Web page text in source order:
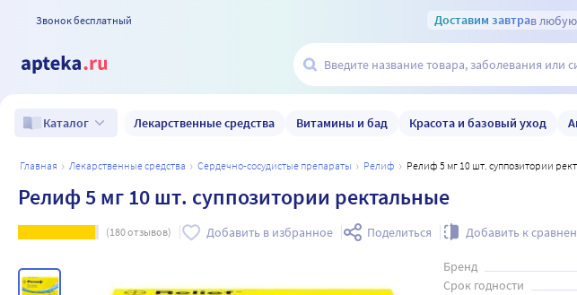
Звонок бесплатный Доставим завтрав
Каталог Лекарственные средства Витамины и бад Красота и базовый уход
главная лекарственные средства сердечно-сосудистые препараты релиф Релиф 5 мг 10 шт. суппозитории
Релиф 5 мг 10 шт. суппозитории ректальные
(180отзывов) Добавить в избранное Поделиться Добавить к
Бренд
Срок годности